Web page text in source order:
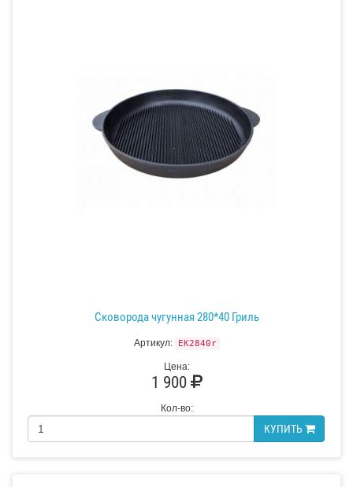
Сковорода чугунная 280*40 Гриль
Артикул: EK2840r
Цена:
1 900
Кол-во:
КУПИТЬ